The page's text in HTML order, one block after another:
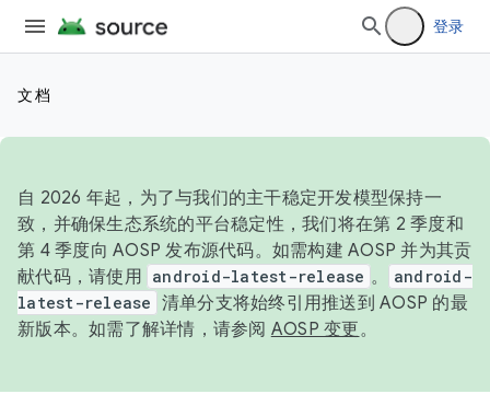
登录
文档
自 2026 年起，为了与我们的主干稳定开发模型保持一
致，并确保生态系统的平台稳定性，我们将在第 2 季度和
第 4 季度向 AOSP 发布源代码。如需构建 AOSP 并为其贡
献代码，请使用 android-latest-release 。
android-
latest-release 清单分支将始终引用推送到 AOSP 的最
新版本。如需了解详情，请参阅 AOSP 变更。